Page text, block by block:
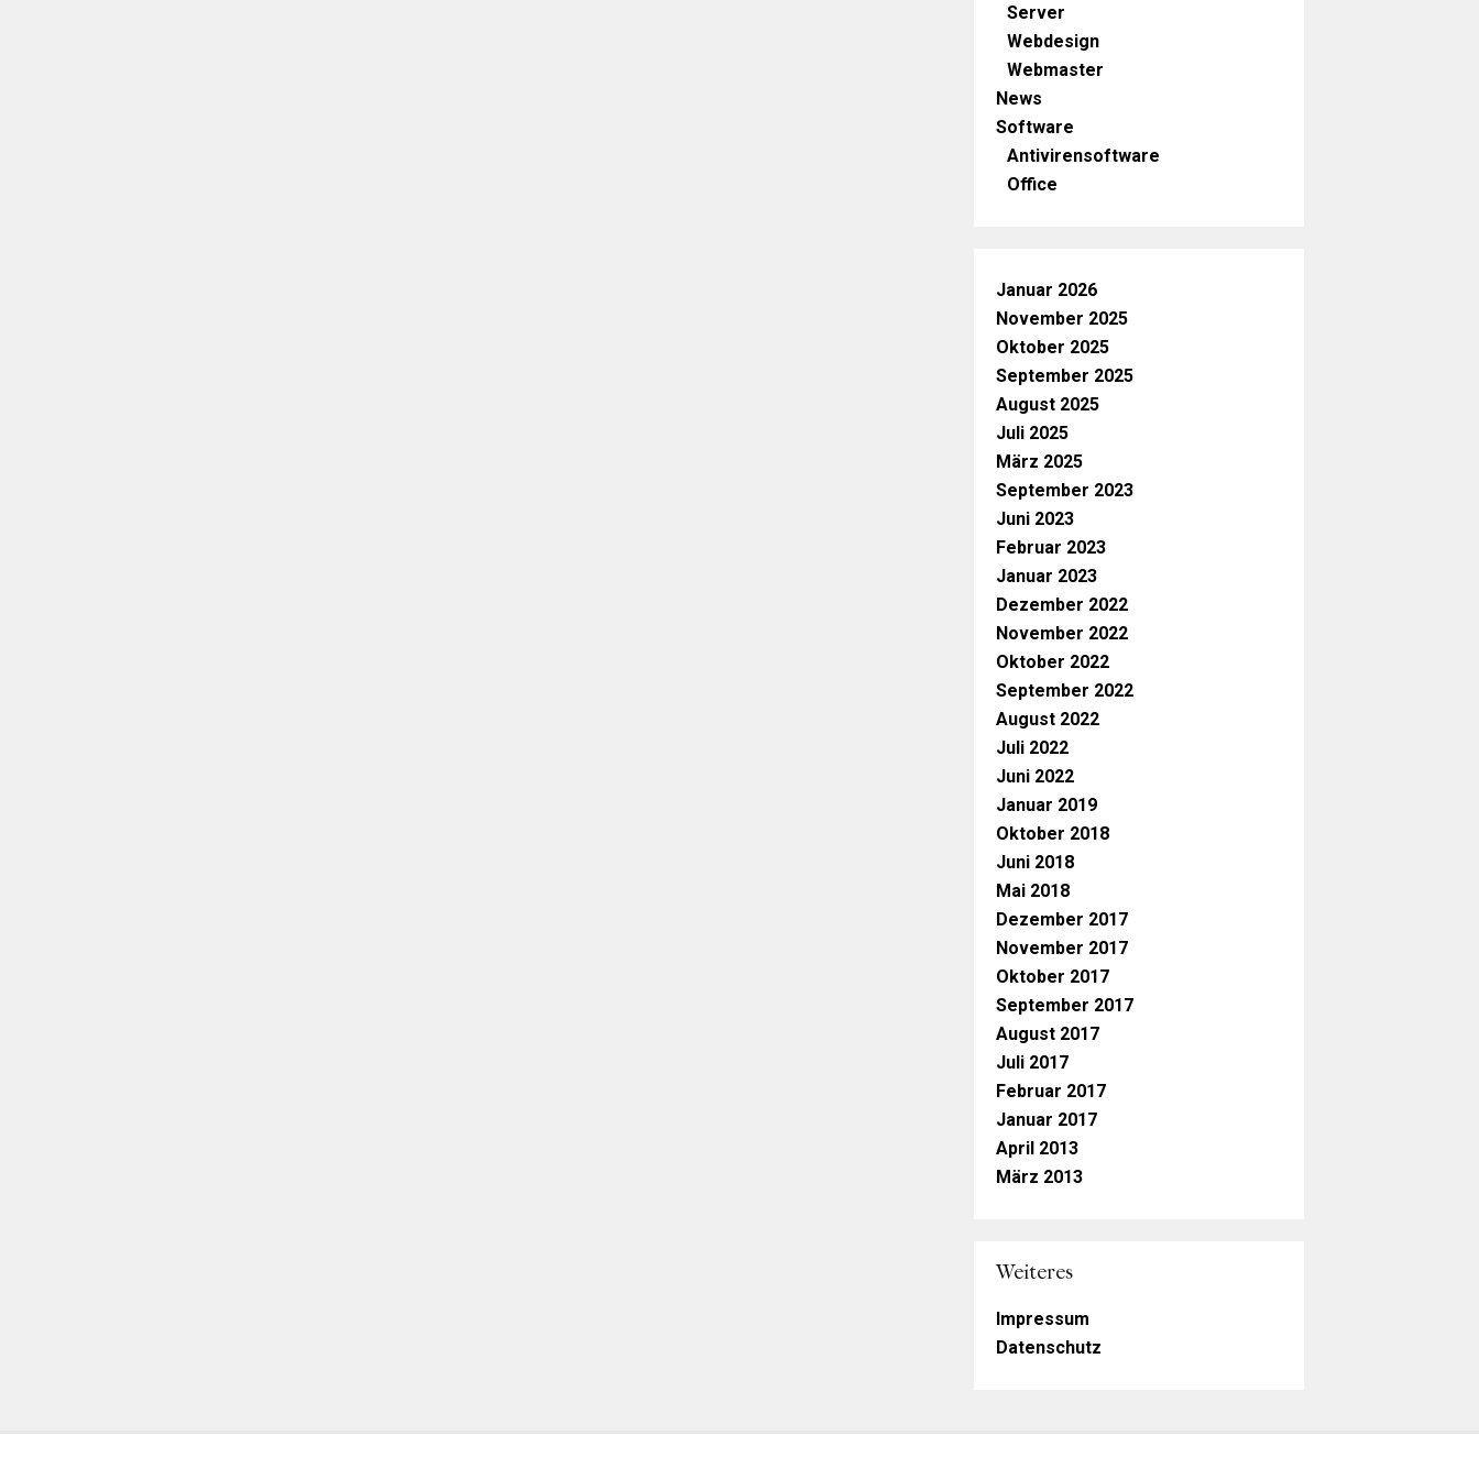
Server
Webdesign
Webmaster
News
Software
Antivirensoftware
Office
Januar 2026
November 2025
Oktober 2025
September 2025
August 2025
Juli 2025
März 2025
September 2023
Juni 2023
Februar 2023
Januar 2023
Dezember 2022
November 2022
Oktober 2022
September 2022
August 2022
Juli 2022
Juni 2022
Januar 2019
Oktober 2018
Juni 2018
Mai 2018
Dezember 2017
November 2017
Oktober 2017
September 2017
August 2017
Juli 2017
Februar 2017
Januar 2017
April 2013
März 2013
Weiteres
Impressum
Datenschutz